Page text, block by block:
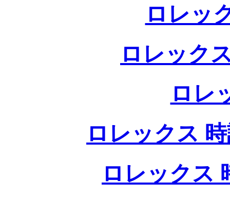
ロレッ
ロレック
ロレ
ロレックス
ロレックス